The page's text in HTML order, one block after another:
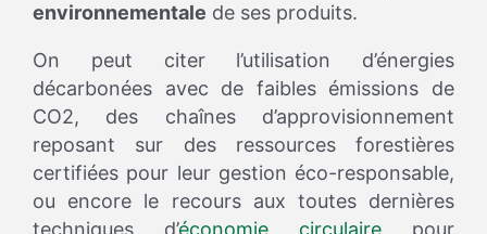
environnementale de ses produits.
On peut citer l’utilisation d’énergies
décarbonées avec de faibles émissions de
CO2, des chaînes d’approvisionnement
reposant sur des ressources forestières
certifiées pour leur gestion éco-responsable,
ou encore le recours aux toutes dernières